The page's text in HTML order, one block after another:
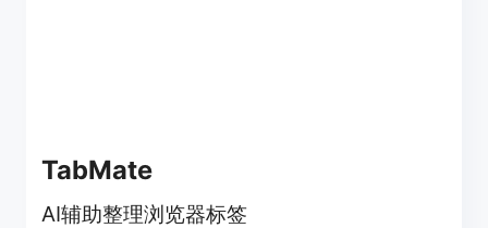
TabMate
AI辅助整理浏览器标签